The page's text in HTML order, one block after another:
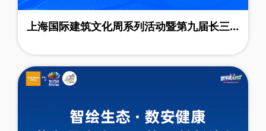
上海国际建筑文化周系列活动暨第九届长三